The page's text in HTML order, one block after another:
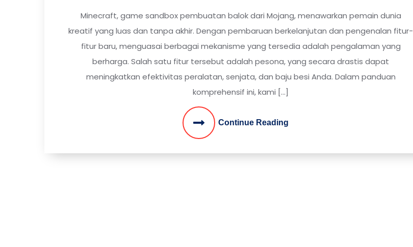
Minecraft, game sandbox pembuatan balok dari Mojang, menawarkan pemain dunia
kreatif yang luas dan tanpa akhir. Dengan pembaruan berkelanjutan dan pengenalan fitur-
fitur baru, menguasai berbagai mekanisme yang tersedia adalah pengalaman yang
berharga. Salah satu fitur tersebut adalah pesona, yang secara drastis dapat
meningkatkan efektivitas peralatan, senjata, dan baju besi Anda. Dalam panduan
komprehensif ini, kami […]
Continue Reading